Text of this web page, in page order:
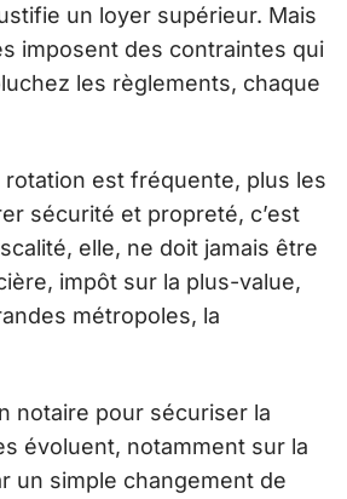
un loyer supérieur. Mais
imposent des contraintes qui
les règlements, chaque
rotation est fréquente, plus les
sécurité et propreté, c’est
elle, ne doit jamais être
impôt sur la plus-value,
métropoles, la
notaire pour sécuriser la
évoluent, notamment sur la
un simple changement de